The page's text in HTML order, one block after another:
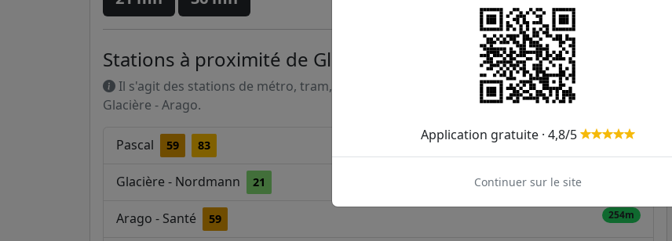
Stations à proximité de Glacière - Arago
Il s'agit des stations de métro, tram, RER et transilien situées à moins de 1km de la gare
Glacière - Arago.
Pascal 59 83 191m
Glacière - Nordmann 21
Arago - Santé 59 254m
Application gratuite · 4,8/5
Continuer sur le site